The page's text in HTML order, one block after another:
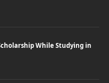
While Studying in